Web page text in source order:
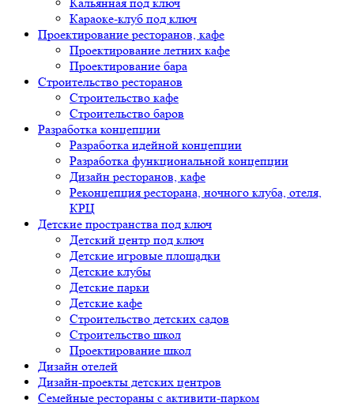
Караоке-клуб под ключ
Проектирование ресторанов, кафе
Проектирование летних кафе
Проектирование бара
Строительство ресторанов
Строительство кафе
Строительство баров
Разработка концепции
Разработка идейной концепции
Разработка функциональной концепции
Дизайн ресторанов, кафе
Реконцепция ресторана, ночного клуба, отеля,
КРЦ
Детские пространства под ключ
Детский центр под ключ
Детские игровые площадки
Детские клубы
Детские парки
Детские кафе
Строительство детских садов
Строительство школ
Проектирование школ
Дизайн отелей
Дизайн-проекты детских центров
Семейные рестораны с активити-парком